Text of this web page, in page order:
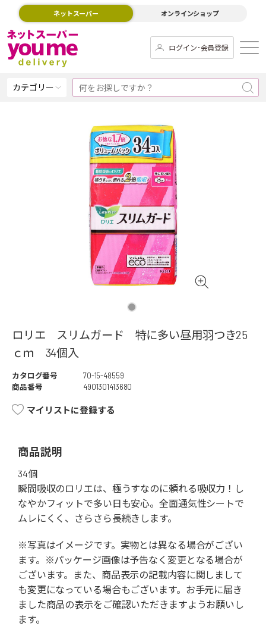
ネットスーパー オンラインショップ
ログイン･会員登録
カテゴリー
ロリエ スリムガード 特に多い昼用羽つき25
ｃｍ 34個入
カタログ番号
70-15-48559
商品番号
4901301413680
マイリストに登録する
商品説明
34個
瞬間吸収のロリエは、極うすなのに頼れる吸収力！し
なやかフィットで多い日も安心。全面通気性シートで
ムレにくく、さらさら長続きします。
※写真はイメージです。実物とは異なる場合がござい
ます。※パッケージ画像は予告なく変更となる場合が
ございます。また、商品表示の記載内容に関しまして
も変更になっている場合もございます。お手元に届き
ました商品の表示をご確認いただきますようお願いし
ます。